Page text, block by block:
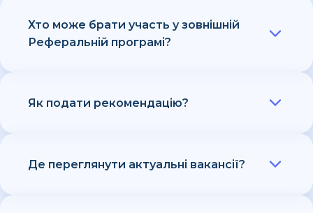
Хто може брати участь у зовнішній
Реферальній програмі?
Як подати рекомендацію?
позначку Реферальної програми — вкажіть ім’я,
Де переглянути актуальні вакансії?